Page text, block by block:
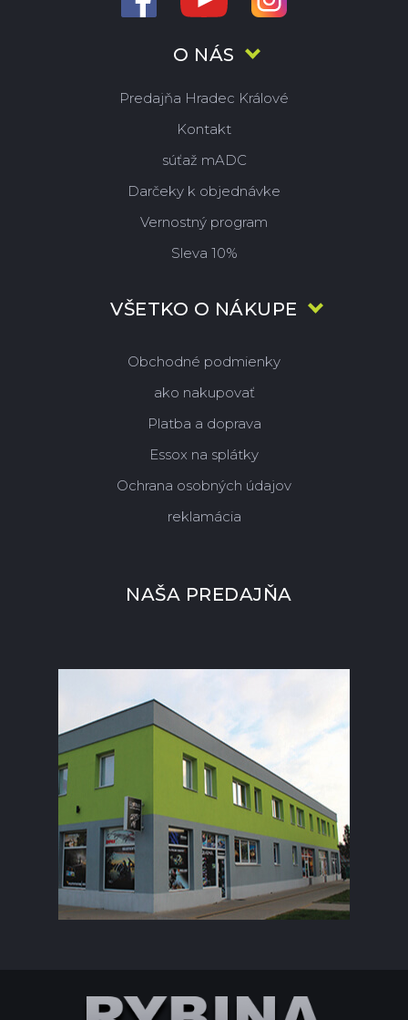
O NÁS
Predajňa Hradec Králové
Kontakt
súťaž mADC
Darčeky k objednávke
Vernostný program
Sleva 10%
VŠETKO O NÁKUPE
Obchodné podmienky
ako nakupovať
Platba a doprava
Essox na splátky
Ochrana osobných údajov
reklamácia
NAŠA PREDAJŇA